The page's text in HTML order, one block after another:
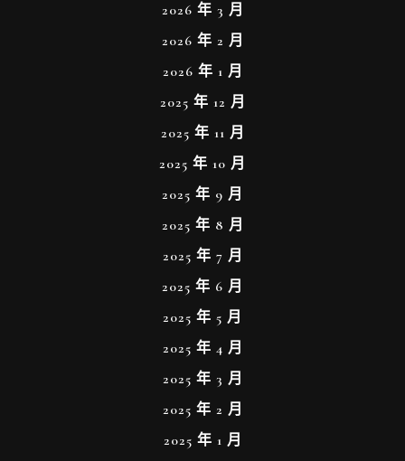
2026 年 3 月
2026 年 2 月
2026 年 1 月
2025 年 12 月
2025 年 11 月
2025 年 10 月
2025 年 9 月
2025 年 8 月
2025 年 7 月
2025 年 6 月
2025 年 5 月
2025 年 4 月
2025 年 3 月
2025 年 2 月
2025 年 1 月